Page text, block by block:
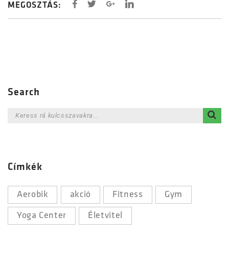
MEGOSZTÁS:
Search
Címkék
Aerobik akció Fitness Gym
Yoga Center Életvitel